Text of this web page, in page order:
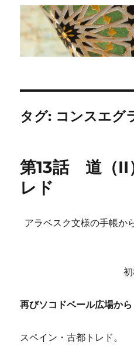
タグ: コンスエグ
第13話 道（
レド
アラベスク文様の手帳か
再びソコドベール広場から
スペイン・古都トレド。